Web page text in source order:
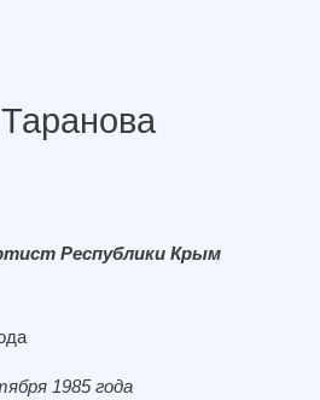
Республики Крым
1985 года